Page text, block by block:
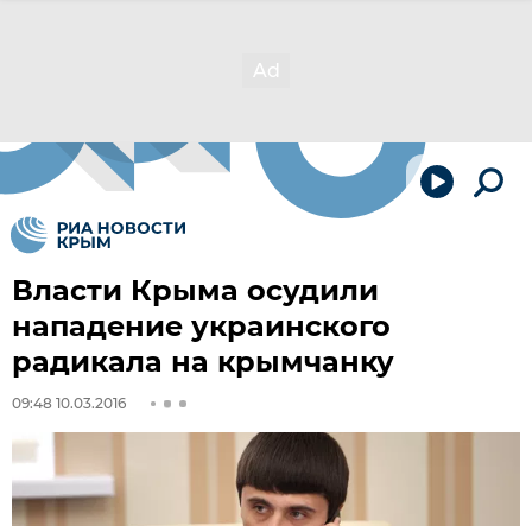
Власти Крыма осудили
нападение украинского
радикала на крымчанку
09:48 10.03.2016